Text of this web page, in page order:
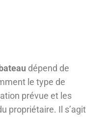
dépend de
le type de
prévue et les
propriétaire. Il s’agit